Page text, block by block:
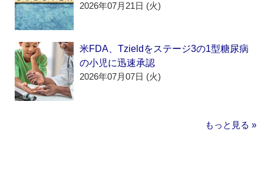
2026年07月21日 (火)
米FDA、Tzieldをステージ3の1型糖尿病
の小児に迅速承認
2026年07月07日 (火)
もっと見る »